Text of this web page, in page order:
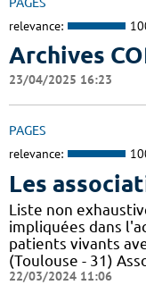
relevance:
Archives
23/04/2025 16:23
PAGES
relevance:
Les
Liste non
impliquées dans
patients vivants
(Toulouse - 31)
22/03/2024 11:06